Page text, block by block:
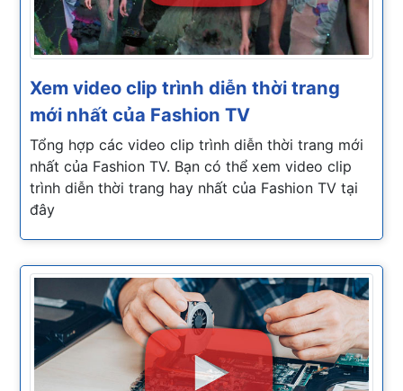
Xem video clip trình diễn thời trang
mới nhất của Fashion TV
Tổng hợp các video clip trình diễn thời trang mới
nhất của Fashion TV. Bạn có thể xem video clip
trình diễn thời trang hay nhất của Fashion TV tại
đây